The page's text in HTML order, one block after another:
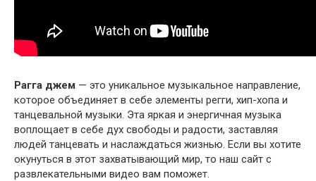
Рагга джем — это уникальное музыкальное направление,
которое объединяет в себе элементы регги, хип-хопа и
танцевальной музыки. Эта яркая и энергичная музыка
воплощает в себе дух свободы и радости, заставляя
людей танцевать и наслаждаться жизнью. Если вы хотите
окунуться в этот захватывающий мир, то наш сайт с
развлекательными видео вам поможет.